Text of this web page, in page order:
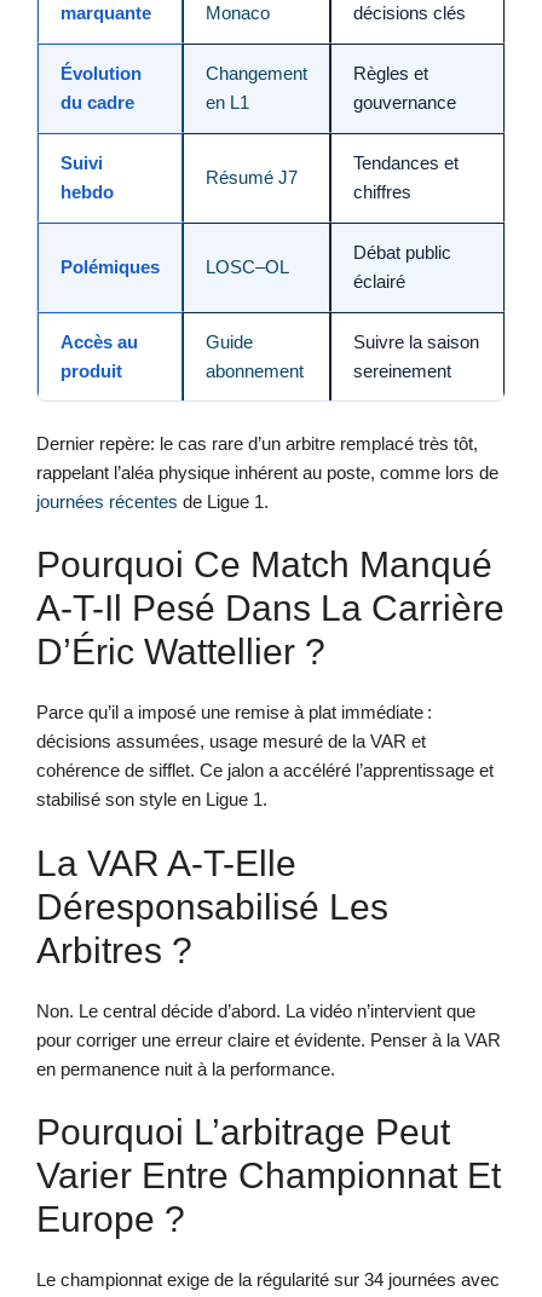
marquante
Monaco
décisions clés
Évolution
du cadre
Changement
en L1
Règles et
gouvernance
Suivi
hebdo
Résumé J7
Tendances et
chiffres
Polémiques LOSC–OL
Débat public
éclairé
Accès au
produit
Guide
abonnement
Suivre la saison
sereinement
Dernier repère: le cas rare d’un arbitre remplacé très tôt,
rappelant l’aléa physique inhérent au poste, comme lors de
journées récentes de Ligue 1.
Pourquoi Ce Match Manqué
A-T-Il Pesé Dans La Carrière
D’Éric Wattellier ?
Parce qu’il a imposé une remise à plat immédiate :
décisions assumées, usage mesuré de la VAR et
cohérence de sifflet. Ce jalon a accéléré l’apprentissage et
stabilisé son style en Ligue 1.
La VAR A-T-Elle
Déresponsabilisé Les
Arbitres ?
Non. Le central décide d’abord. La vidéo n’intervient que
pour corriger une erreur claire et évidente. Penser à la VAR
en permanence nuit à la performance.
Pourquoi L’arbitrage Peut
Varier Entre Championnat Et
Europe ?
Le championnat exige de la régularité sur 34 journées avec